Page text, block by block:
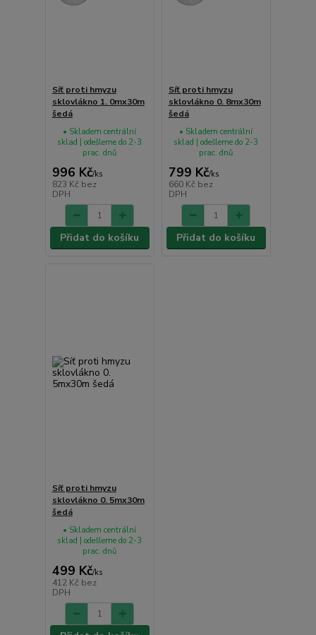
Síť proti hmyzu
sklovlákno 1. 0mx30m
šedá
996 Kč/ks
823 Kč bez
DPH
• Skladem centrální
sklad | odešleme do 2-3
prac. dnů
Přidat do košíku
Síť proti hmyzu
sklovlákno 0. 8mx30m
šedá
799 Kč/ks
660 Kč bez
DPH
• Skladem centrální
sklad | odešleme do 2-3
prac. dnů
Přidat do košíku
Síť proti hmyzu
sklovlákno 0. 5mx30m
šedá
499 Kč/ks
412 Kč bez
DPH
• Skladem centrální
sklad | odešleme do 2-3
prac. dnů